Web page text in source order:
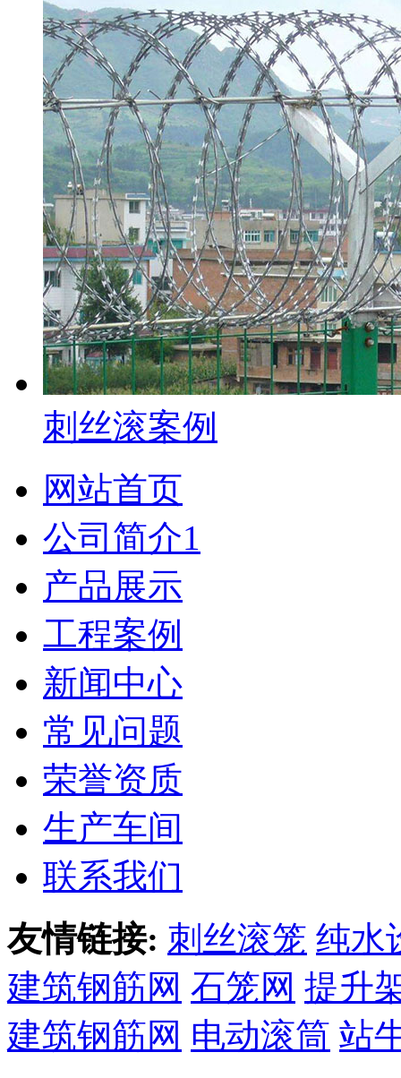
刺丝滚案例
网站首页
公司简介1
产品展示
工程案例
新闻中心
常见问题
荣誉资质
生产车间
联系我们
友情链接: 刺丝滚笼 纯水
建筑钢筋网 石笼网 提升
建筑钢筋网 电动滚筒 站